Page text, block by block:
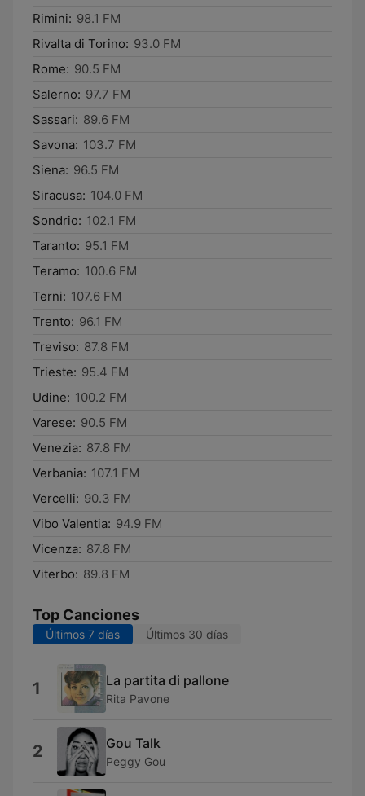
Rimini: 98.1 FM
Rivalta di Torino: 93.0 FM
Rome: 90.5 FM
Salerno: 97.7 FM
Sassari: 89.6 FM
Savona: 103.7 FM
Siena: 96.5 FM
Siracusa: 104.0 FM
Sondrio: 102.1 FM
Taranto: 95.1 FM
Teramo: 100.6 FM
Terni: 107.6 FM
Trento: 96.1 FM
Treviso: 87.8 FM
Trieste: 95.4 FM
Udine: 100.2 FM
Varese: 90.5 FM
Venezia: 87.8 FM
Verbania: 107.1 FM
Vercelli: 90.3 FM
Vibo Valentia: 94.9 FM
Vicenza: 87.8 FM
Viterbo: 89.8 FM
Top Canciones
Últimos 7 días Últimos 30 días
1 La partita di pallone
Rita Pavone
2 Gou Talk
Peggy Gou